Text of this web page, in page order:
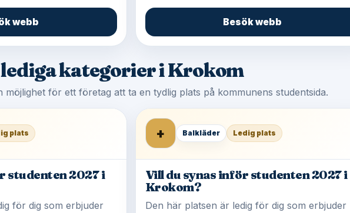
webb Besök webb
kategorier i Krokom
möjlighet för ett företag att ta en tydlig plats på kommunens studentsida.
plats
studenten 2027 i
för dig som erbjuder
+ Balkläder Ledig plats
Vill du synas inför studenten 2027 i
Krokom?
Den här platsen är ledig för dig som erbjuder